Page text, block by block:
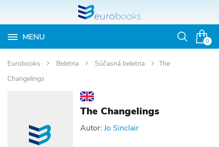
0
MENU
Otvoriť
Eurobooks Beletria Súčasná beletria
The
Changelings
The Changelings
Autor: Jo Sinclair